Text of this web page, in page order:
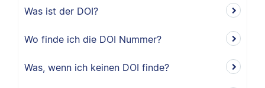
Was ist der DOI?
Wo finde ich die DOI Nummer?
Was, wenn ich keinen DOI finde?